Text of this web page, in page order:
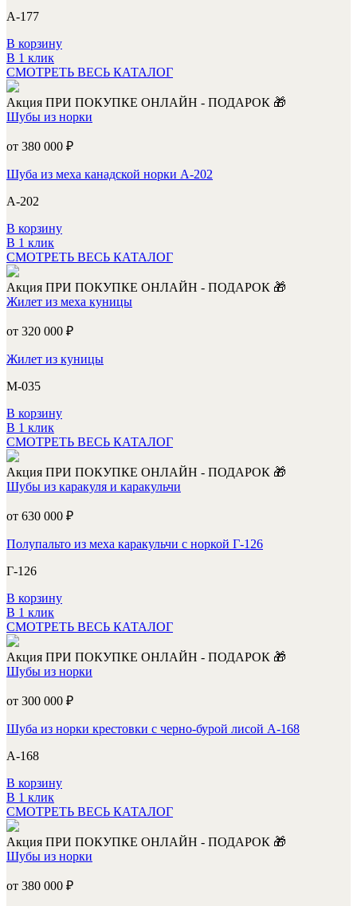
А-177
В корзину
В 1 клик
СМОТРЕТЬ ВЕСЬ КАТАЛОГ
Акция ПРИ ПОКУПКЕ ОНЛАЙН - ПОДАРОК 🎁
Шубы из норки
от 380 000 ₽
Шуба из меха канадской норки А-202
А-202
В корзину
В 1 клик
СМОТРЕТЬ ВЕСЬ КАТАЛОГ
Акция ПРИ ПОКУПКЕ ОНЛАЙН - ПОДАРОК 🎁
Жилет из меха куницы
от 320 000 ₽
Жилет из куницы
М-035
В корзину
В 1 клик
СМОТРЕТЬ ВЕСЬ КАТАЛОГ
Акция ПРИ ПОКУПКЕ ОНЛАЙН - ПОДАРОК 🎁
Шубы из каракуля и каракульчи
от 630 000 ₽
Полупальто из меха каракульчи с норкой Г-126
Г-126
В корзину
В 1 клик
СМОТРЕТЬ ВЕСЬ КАТАЛОГ
Акция ПРИ ПОКУПКЕ ОНЛАЙН - ПОДАРОК 🎁
Шубы из норки
от 300 000 ₽
Шуба из норки крестовки с черно-бурой лисой А-168
А-168
В корзину
В 1 клик
СМОТРЕТЬ ВЕСЬ КАТАЛОГ
Акция ПРИ ПОКУПКЕ ОНЛАЙН - ПОДАРОК 🎁
Шубы из норки
от 380 000 ₽